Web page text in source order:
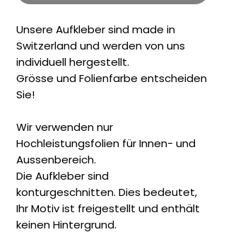
Unsere Aufkleber sind made in
Switzerland und werden von uns
individuell hergestellt.
Grösse und Folienfarbe entscheiden
Sie!
Wir verwenden nur
Hochleistungsfolien für Innen- und
Aussenbereich.
Die Aufkleber sind
konturgeschnitten. Dies bedeutet,
Ihr Motiv ist freigestellt und enthält
keinen Hintergrund.